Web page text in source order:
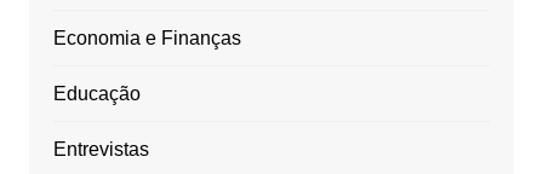
Economia e Finanças
Educação
Entrevistas